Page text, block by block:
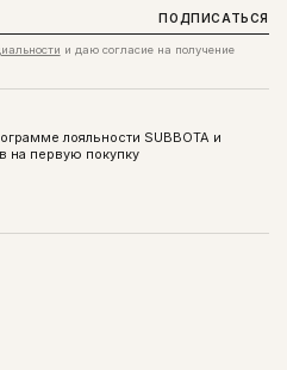
ПОДПИСАТЬСЯ
и даю согласие на получение
лояльности SUBBOTA и
на первую покупку